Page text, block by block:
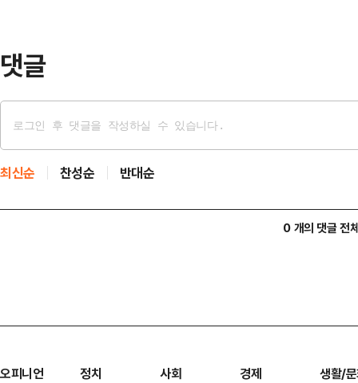
댓글
최신순 찬성순 반대순
0 개의 댓글 전
오피니언 정치 사회 경제 생활/